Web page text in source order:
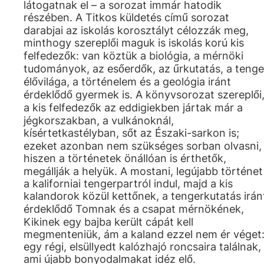
látogatnak el – a sorozat immár hatodik
részében. A Titkos küldetés című sorozat
darabjai az iskolás korosztályt célozzák meg,
minthogy szereplői maguk is iskolás korú kis
felfedezők: van köztük a biológia, a mérnöki
tudományok, az esőerdők, az űrkutatás, a
élővilága, a történelem és a geológia iránt
érdeklődő gyermek is. A könyvsorozat szereplői,
a kis felfedezők az eddigiekben jártak már a
jégkorszakban, a vulkánoknál,
kísértetkastélyban, sőt az Északi-sarkon is;
ezeket azonban nem szükséges sorban olvasni,
hiszen a történetek önállóan is érthetők,
megállják a helyük. A mostani, legújabb történet
a kaliforniai tengerpartról indul, majd a kis
kalandorok közül kettőnek, a tengerkutatás
érdeklődő Tomnak és a csapat mérnökének,
Kikinek egy bajba került cápát kell
megmenteniük, ám a kaland ezzel nem ér véget:
egy régi, elsüllyedt kalózhajó roncsaira találnak,
ami újabb bonyodalmakat idéz elő.